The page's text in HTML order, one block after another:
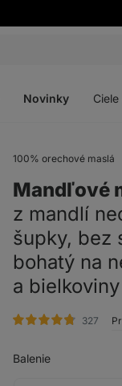
Novinky Ciele
100% orechové maslá
Mandľové
z mandlí
šupky, bez
bohatý na
a bielkoviny
327
Balenie